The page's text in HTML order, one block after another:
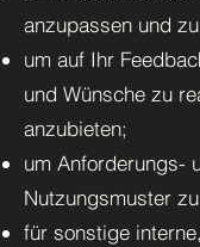
anzupassen und
um auf Ihr
und Wünsche zu
anzubieten;
um Anforderungs-
Nutzungsmuster
für sonstige